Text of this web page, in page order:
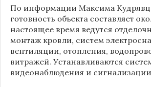
По информации Максима
готовность объекта составляет
настоящее время ведутся
монтаж кровли, систем
вентиляции, отопления,
витражей. Устанавливаются
видеонаблюдения и